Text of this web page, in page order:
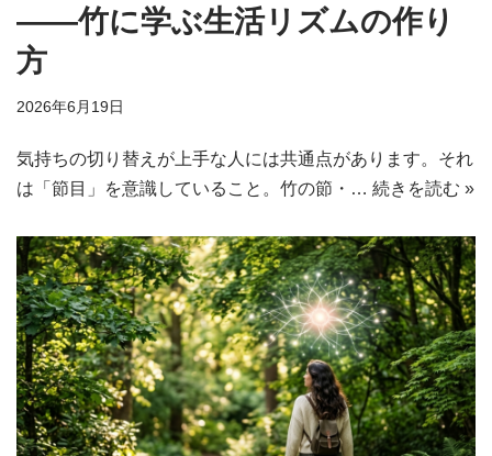
——竹に学ぶ生活リズムの作り
方
2026年6月19日
気持ちの切り替えが上手な人には共通点があります。それ
は「節目」を意識していること。竹の節・… 続きを読む »